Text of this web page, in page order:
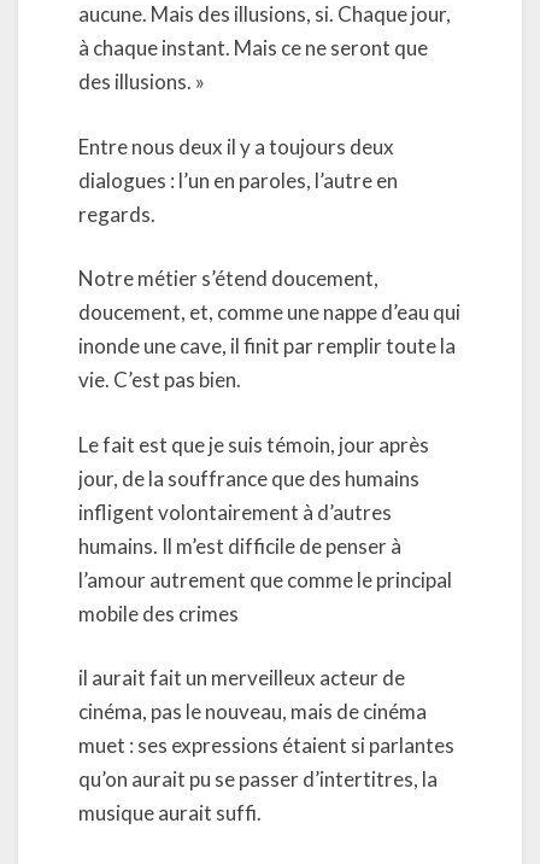
aucune. Mais des illusions, si. Chaque jour,
à chaque instant. Mais ce ne seront que
des illusions. »
Entre nous deux il y a toujours deux
dialogues : l’un en paroles, l’autre en
regards.
Notre métier s’étend doucement,
doucement, et, comme une nappe d’eau qui
inonde une cave, il finit par remplir toute la
vie. C’est pas bien.
Le fait est que je suis témoin, jour après
jour, de la souffrance que des humains
infligent volontairement à d’autres
humains. Il m’est difficile de penser à
l’amour autrement que comme le principal
mobile des crimes
il aurait fait un merveilleux acteur de
cinéma, pas le nouveau, mais de cinéma
muet : ses expressions étaient si parlantes
qu’on aurait pu se passer d’intertitres, la
musique aurait suffi.